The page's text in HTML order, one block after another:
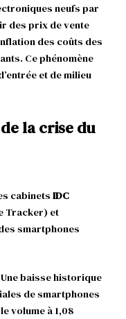
neufs par
des prix de vente
des coûts des
Ce phénomène
et de milieu
la crise du
cabinetsIDC
Tracker) et
smartphones
Une baisse historique
de smartphones
volume à 1,08